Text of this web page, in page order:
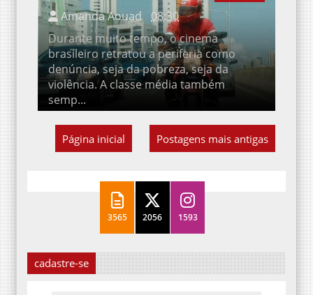
Amanda Aouad
08:30
Durante muito tempo, o cinema
brasileiro retratou a periferia como
denúncia, seja da pobreza, seja da
violência. A classe média também
semp...
Postagens mais antigas
Página inicial
3565 2056 1593
cadastre-se